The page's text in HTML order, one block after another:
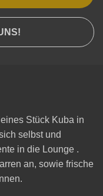
Stück Kuba in
selbst und
in die Lounge .
an, sowie frische